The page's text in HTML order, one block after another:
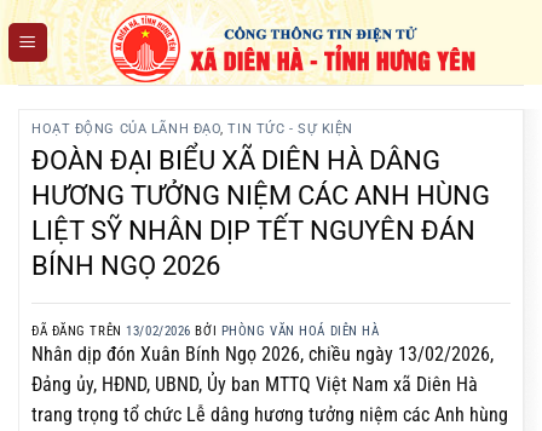
Chuyển
đến
nội
HOẠT ĐỘNG CỦA LÃNH ĐẠO,TIN TỨC - SỰ KIỆN
ĐOÀN ĐẠI BIỂU XÃ DIÊN HÀ DÂNG
HƯƠNG TƯỞNG NIỆM CÁC ANH HÙNG
LIỆT SỸ NHÂN DỊP TẾT NGUYÊN ĐÁN
BÍNH NGỌ 2026
ĐÃ ĐĂNG TRÊN13/02/2026 BỞI PHÒNG VĂN HOÁ DIÊN HÀ
Nhân dịp đón Xuân Bính Ngọ 2026, chiều ngày 13/02/2026,
Đảng ủy, HĐND, UBND, Ủy ban MTTQ Việt Nam xã Diên Hà
trang trọng tổ chức Lễ dâng hương tưởng niệm các Anh hùng